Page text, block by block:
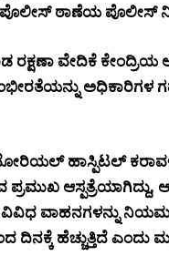
ಠಾಣೆಯ ಪೊಲೀಸ್
ರಕ್ಷಣಾ ವೇದಿಕೆ ಕೇಂದ್ರಿಯ
ಅಧಿಕಾರಿಗಳ
ಹಾಸ್ಪಿಟಲ್
ಪ್ರಮುಖ ಆಸ್ಪತ್ರೆಯಾಗಿದ್ದು,
ವಿವಿಧ ವಾಹನಗಳನ್ನು
ದಿನಕ್ಕೆ ಹೆಚ್ಚುತ್ತಿದೆ